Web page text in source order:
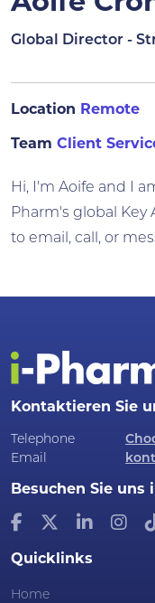
Global Director -
Location Remote
Team Client
Hi, I'm Aoife and I
Pharm's global Key
to email, call, or
Kontaktieren Sie
Telephone
Email
Besuchen Sie uns
Quicklinks
Home